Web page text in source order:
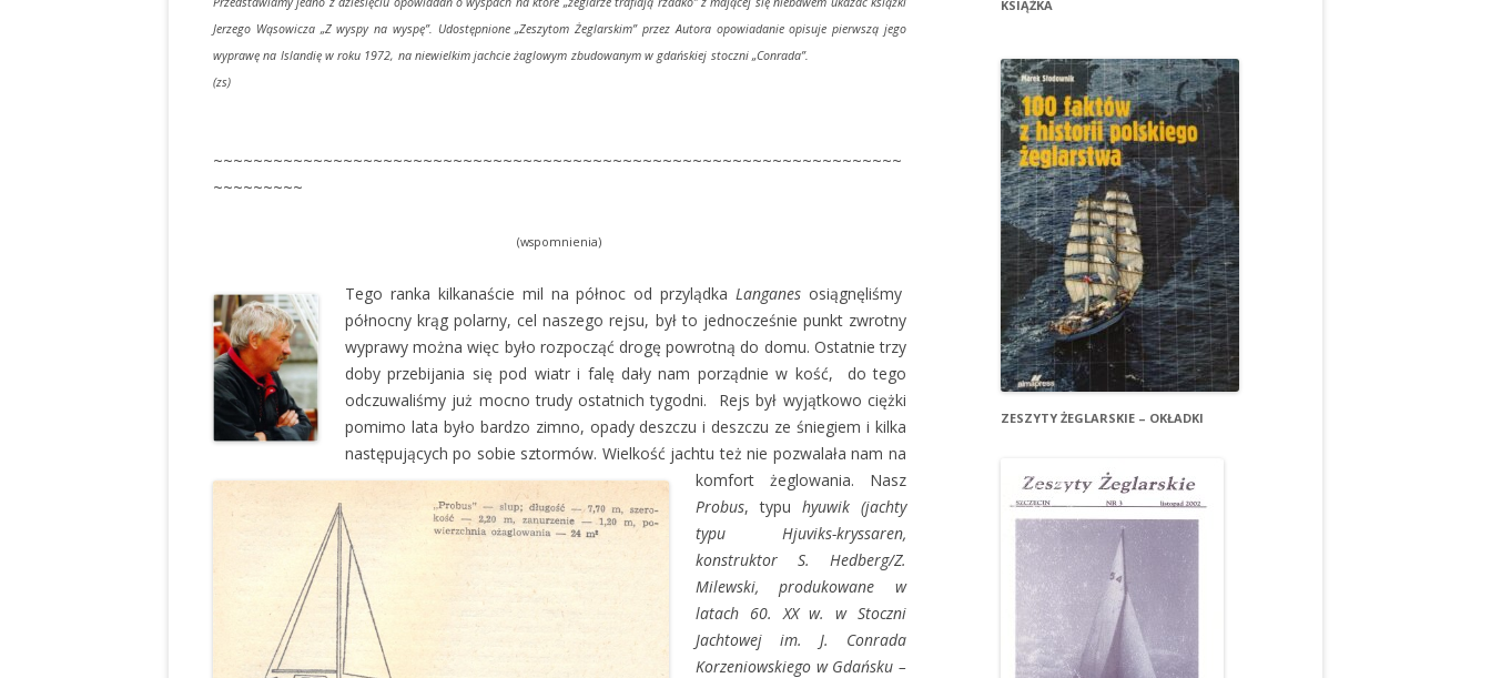
Jerzego Wąsowicza „Z wyspy na wyspę”. Udostępnione „Zeszytom Żeglarskim” przez Autora opowiadanie opisuje pierwszą jego
wyprawę na Islandię w roku 1972, na niewielkim jachcie żaglowym zbudowanym w gdańskiej stoczni „Conrada”.
(zs)
~~~~~~~~~~~~~~~~~~~~~~~~~~~~~~~~~~~~~~~~~~~~~~~~~~~~~~~~~~~~~~~~~~~~~
~~~~~~~~~
(wspomnienia)
Tego ranka kilkanaście mil na północ od przylądkaLanganes osiągnęliśmy
północny krąg polarny, cel naszego rejsu, był to jednocześnie punkt zwrotny
wyprawy można więc było rozpocząć drogę powrotną do domu. Ostatnie trzy
doby przebijania się pod wiatr i falę dały nam porządnie w kość, do tego
odczuwaliśmy już mocno trudy ostatnich tygodni. Rejs był wyjątkowo ciężki
pomimo lata było bardzo zimno, opady deszczu i deszczu ze śniegiem i kilka
następujących po sobie sztormów. Wielkość jachtu też nie pozwalała nam na
komfort żeglowania. Nasz
Probus, typu hyuwik (jachty
typu
Hjuviks-kryssaren,
konstruktor S. Hedberg/Z.
Milewski, produkowane w
latach 60. XX w. w Stoczni
Jachtowej im. J. Conrada
Korzeniowskiego w Gdańsku –
KSIĄŻKA
ZESZYTY ŻEGLARSKIE – OKŁADKI